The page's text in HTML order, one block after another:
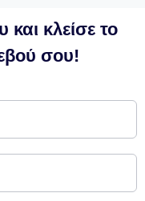
κλείσε το
σου!